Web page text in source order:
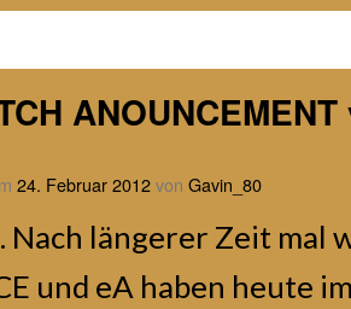
24. Februar 2012von Gavin_80
Nach längerer Zeit mal
und eA haben heute